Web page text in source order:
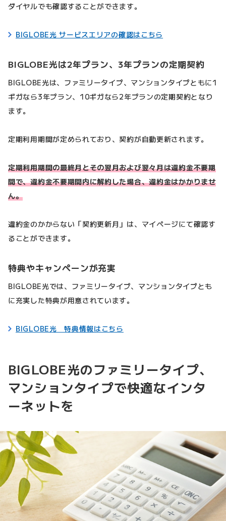
ダイヤルでも確認することができます。
BIGLOBE光 サービスエリアの確認はこちら
BIGLOBE光は2年プラン、3年プランの定期契約
BIGLOBE光は、ファミリータイプ、マンションタイプともに1
ギガなら3年プラン、10ギガなら2年プランの定期契約となり
ます。
定期利用期間が定められており、契約が自動更新されます。
定期利用期間の最終月とその翌月および翌々月は違約金不要期
間で、違約金不要期間内に解約した場合、違約金はかかりませ
ん。
違約金のかからない「契約更新月」は、マイページにて確認す
ることができます。
特典やキャンペーンが充実
BIGLOBE光では、ファミリータイプ、マンションタイプとも
に充実した特典が用意されています。
BIGLOBE光 特典情報はこちら
BIGLOBE光のファミリータイプ、
マンションタイプで快適なインタ
ーネットを